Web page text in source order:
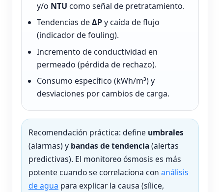
y/o NTU como señal de pretratamiento.
Tendencias deΔPy caída de flujo
(indicador de fouling).
Incremento de conductividad en
permeado (pérdida de rechazo).
Consumo específico (kWh/m³) y
desviaciones por cambios de carga.
Recomendación práctica: define umbrales
(alarmas) y bandas de tendencia(alertas
predictivas). El monitoreo ósmosis es más
potente cuando se correlaciona con análisis
de agua para explicar la causa (sílice,